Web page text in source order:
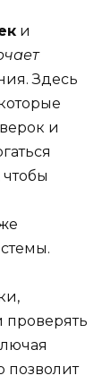
и
Здесь
и
проверять
позволит